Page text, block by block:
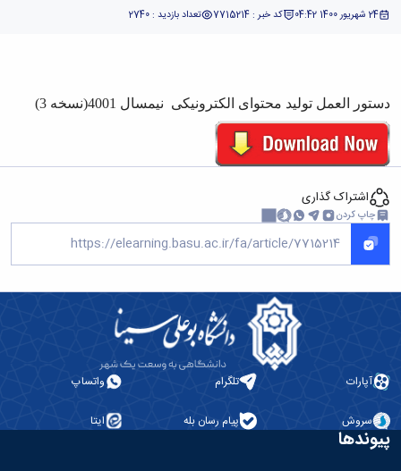
24 شهریور 1400 04:42 کد خبر : 7715214 تعداد بازدید : 2740
دستور العمل تولید محتوای الکترونیکی نیمسال 4001(نسخه 3)
اشتراک گذاری
چاپ کردن
آپارات تلگرام واتساپ
سروش پیام رسان بله ایتا
پیوندها